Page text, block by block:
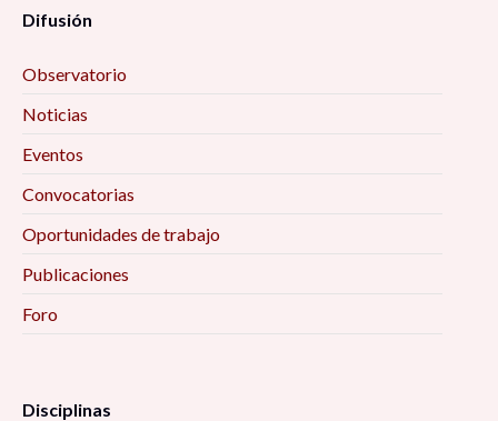
Difusión
Observatorio
Noticias
Eventos
Convocatorias
Oportunidades de trabajo
Publicaciones
Foro
Disciplinas